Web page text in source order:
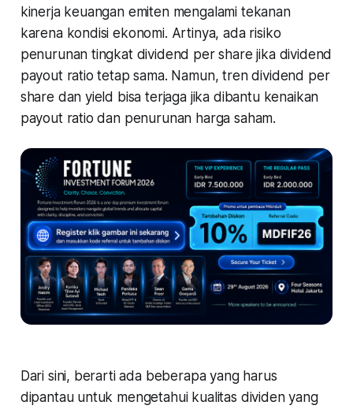
kinerja keuangan emiten mengalami tekanan
karena kondisi ekonomi. Artinya, ada risiko
penurunan tingkat dividend per share jika dividend
payout ratio tetap sama. Namun, tren dividend per
share dan yield bisa terjaga jika dibantu kenaikan
payout ratio dan penurunan harga saham.
Dari sini, berarti ada beberapa yang harus
dipantau untuk mengetahui kualitas dividen yang